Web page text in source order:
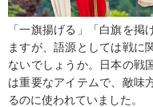
「一旗揚げる」「白旗を
ますが、語源としては戦に
ないでしょうか。日本の戦
は重要なアイテムで、敵味
るのに使われていました。